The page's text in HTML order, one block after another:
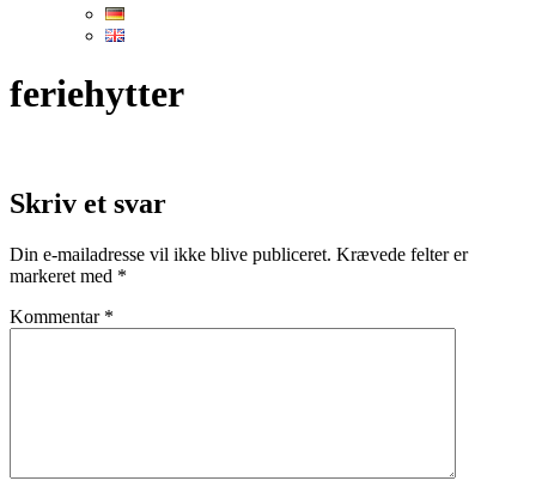
feriehytter
Skriv et svar
Din e-mailadresse vil ikke blive publiceret. Krævede felter er
markeret med *
Kommentar *